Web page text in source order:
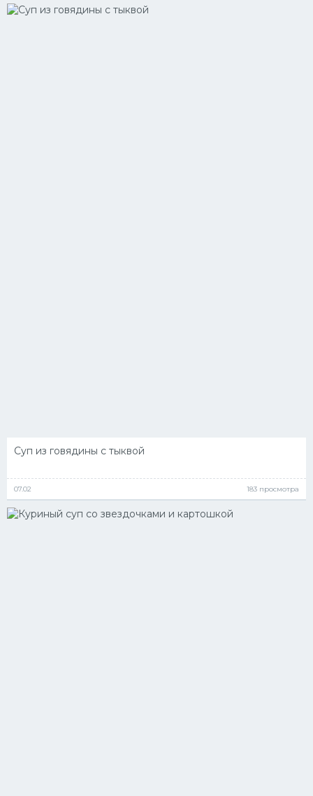
Суп из говядины с тыквой
07.02 183 просмотра